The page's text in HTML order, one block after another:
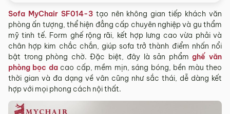
Sofa MyChair SF014-3tạo nên không gian tiếp khách văn
phòng ấn tượng, thể hiện đẳng cấp chuyên nghiệp và gu thẩm
mỹ tinh tế. Form ghế rộng rãi, kết hợp lưng cao vừa phải và
chân hợp kim chắc chắn, giúp sofa trở thành điểm nhấn nổi
bật trong phòng chờ. Đặc biệt, đây là sản phẩmghế văn
phòng bọc dacao cấp, mềm mịn, sáng bóng, bền màu theo
thời gian và đa dạng về vân cũng như sắc thái, dễ dàng kết
hợp với mọi phong cách nội thất.